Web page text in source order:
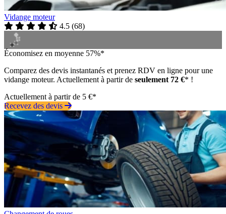
Vidange moteur
4.5 (68)
Économisez en moyenne 57%*
Comparez des devis instantanés et prenez RDV en ligne pour une
vidange moteur. Actuellement à partir de seulement 72 €* !
Actuellement à partir de 5 €*
Recevez des devis